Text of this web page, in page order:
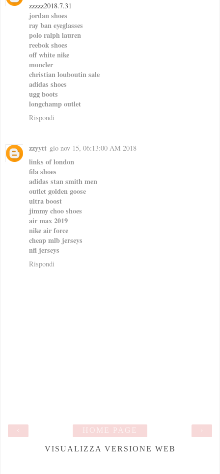
zzzzz2018.7.31
jordan shoes
ray ban eyeglasses
polo ralph lauren
reebok shoes
off white nike
moncler
christian louboutin sale
adidas shoes
ugg boots
longchamp outlet
Rispondi
zzyytt gio nov 15, 06:13:00 AM 2018
links of london
fila shoes
adidas stan smith men
outlet golden goose
ultra boost
jimmy choo shoes
air max 2019
nike air force
cheap mlb jerseys
nfl jerseys
Rispondi
›
HOME PAGE
VISUALIZZA VERSIONE WEB